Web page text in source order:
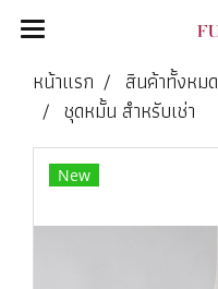
หน้าแรก สินค้าทั้งหมด
ชุดหมั้น สำหรับเช่า
New